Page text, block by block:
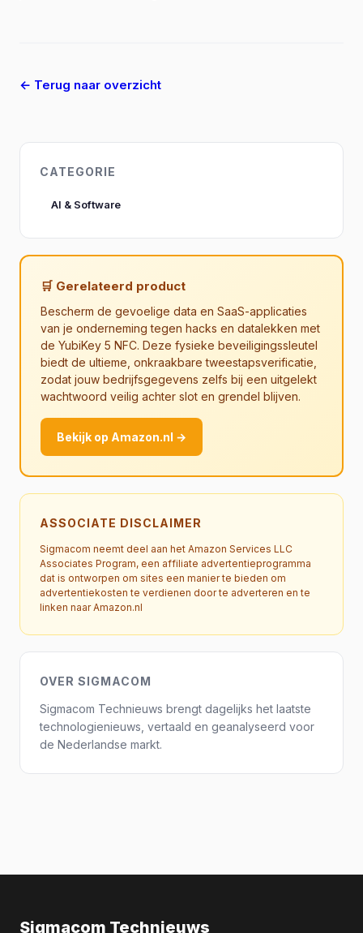
← Terug naar overzicht
CATEGORIE
AI & Software
🛒 Gerelateerd product
Bescherm de gevoelige data en SaaS-applicaties
van je onderneming tegen hacks en datalekken met
de YubiKey 5 NFC. Deze fysieke beveiligingssleutel
biedt de ultieme, onkraakbare tweestapsverificatie,
zodat jouw bedrijfsgegevens zelfs bij een uitgelekt
wachtwoord veilig achter slot en grendel blijven.
Bekijk op Amazon.nl →
ASSOCIATE DISCLAIMER
Sigmacom neemt deel aan het Amazon Services LLC
Associates Program, een affiliate advertentieprogramma
dat is ontworpen om sites een manier te bieden om
advertentiekosten te verdienen door te adverteren en te
linken naar Amazon.nl
OVER SIGMACOM
Sigmacom Technieuws brengt dagelijks het laatste
technologienieuws, vertaald en geanalyseerd voor
de Nederlandse markt.
Sigmacom Technieuws